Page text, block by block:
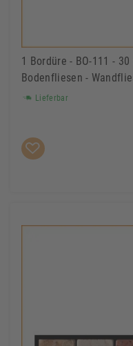
1 Bordüre - BO-111 -
Bodenfliesen -
Lieferbar